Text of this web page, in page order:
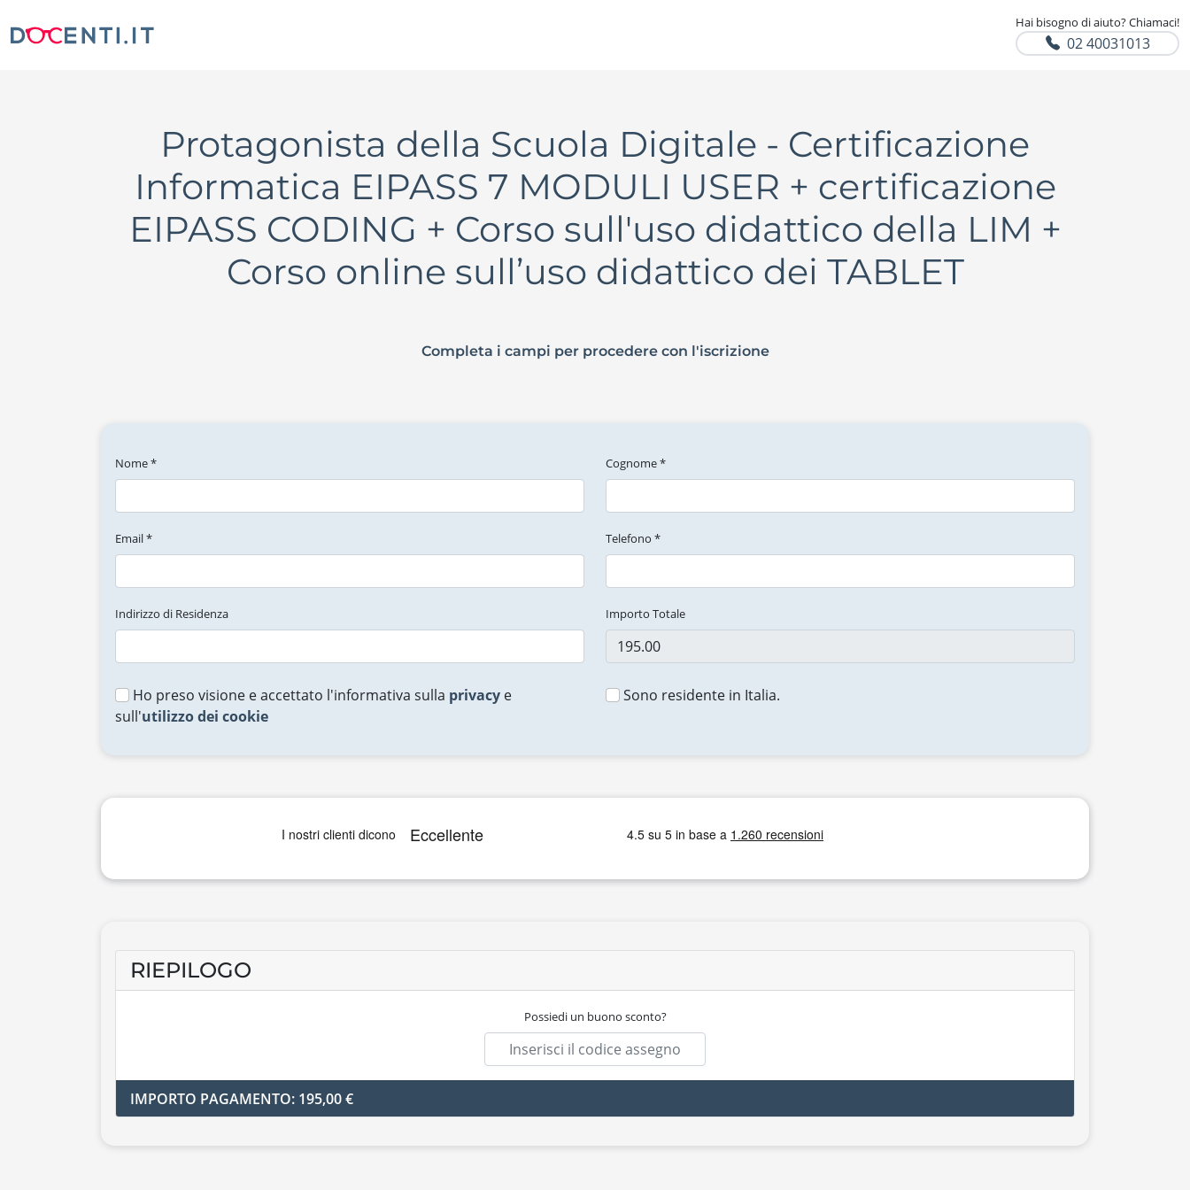
Hai bisogno di aiuto? Chiamaci!
02 40031013
Protagonista della Scuola Digitale - Certificazione
Informatica EIPASS 7 MODULI USER + certificazione
EIPASS CODING + Corso sull'uso didattico della LIM +
Corso online sull’uso didattico dei TABLET
Completa i campi per procedere con l'iscrizione
Nome * Cognome *
Email * Telefono *
Indirizzo di Residenza Importo Totale
Ho preso visione e accettato l'informativa sulla privacy e
sull'utilizzo dei cookie
Sono residente in Italia.
RIEPILOGO
Possiedi un buono sconto?
IMPORTO PAGAMENTO: 195,00 €